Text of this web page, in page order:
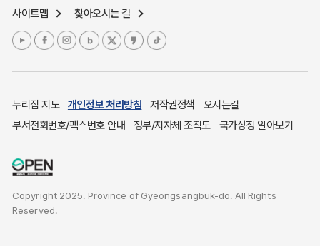
여성복지
장애인 복지시책
귀농귀촌종합지원센터
부동산중개보수 안내
사이트맵 찾아오시는 길
누리집 지도 개인정보 처리방침 저작권정책
오시는길
부서전화번호/팩스번호 안내
정부/지자체 조직도 국가상징 알아보기
Copyright 2025. Province of Gyeongsangbuk-do. All Rights
Reserved.